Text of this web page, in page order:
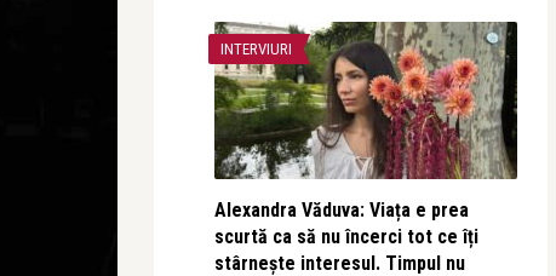
INTERVIURI
Alexandra Văduva: Viața e prea
scurtă ca să nu încerci tot ce îți
stârnește interesul. Timpul nu